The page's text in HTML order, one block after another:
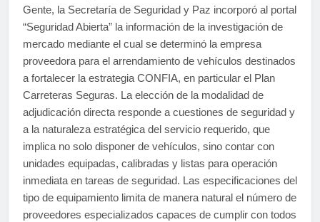
Gente, la Secretaría de Seguridad y Paz incorporó al portal
“Seguridad Abierta” la información de la investigación de
mercado mediante el cual se determinó la empresa
proveedora para el arrendamiento de vehículos destinados
a fortalecer la estrategia CONFIA, en particular el Plan
Carreteras Seguras. La elección de la modalidad de
adjudicación directa responde a cuestiones de seguridad y
a la naturaleza estratégica del servicio requerido, que
implica no solo disponer de vehículos, sino contar con
unidades equipadas, calibradas y listas para operación
inmediata en tareas de seguridad. Las especificaciones del
tipo de equipamiento limita de manera natural el número de
proveedores especializados capaces de cumplir con todos